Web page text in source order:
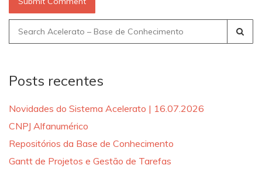
Search
for:
Posts recentes
Novidades do Sistema Acelerato | 16.07.2026
CNPJ Alfanumérico
Repositórios da Base de Conhecimento
Gantt de Projetos e Gestão de Tarefas